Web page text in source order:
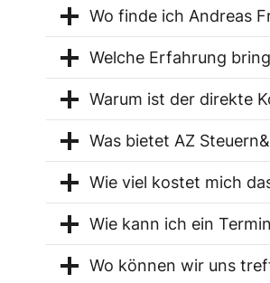
Wo finde ich Andreas
Welche Erfahrung
Warum ist der direkte
Wie viel kostet mich
Wie kann ich ein
Wo können wir uns